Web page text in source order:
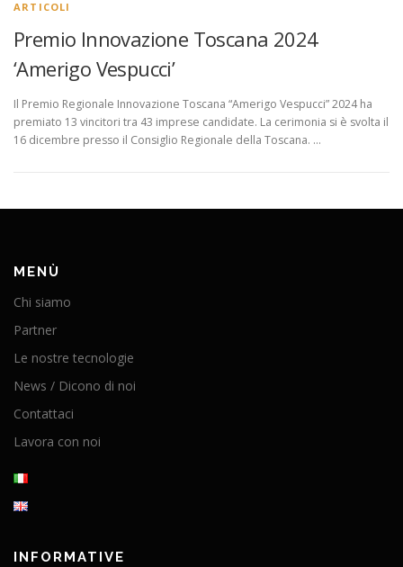
ARTICOLI
Premio Innovazione Toscana 2024
‘Amerigo Vespucci’
Il Premio Regionale Innovazione Toscana “Amerigo Vespucci” 2024 ha
premiato 13 vincitori tra 43 imprese candidate. La cerimonia si è svolta il
16 dicembre presso il Consiglio Regionale della Toscana. …
MENÙ
Chi siamo
Partner
Le nostre tecnologie
News / Dicono di noi
Contattaci
Lavora con noi
INFORMATIVE